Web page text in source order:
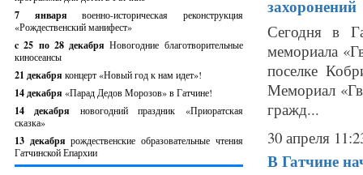
7 январявоенно-историческая реконструкция
«Рождественский манифест»
c 25 по 28 декабряНовогодние благотворительные
киносеансы
21 декабря концерт «Новый год к нам идет»!
14 декабря «Парад Дедов Морозов» в Гатчине!
14 декабря новогодний праздник «Приоратская
сказка»
13 декабрярождественские образовательные чтения
Гатчинской Епархии
захоронений
Сегодня в
мемориала
поселке
Мемориал
гражд...
30 апреля
В Гатчине